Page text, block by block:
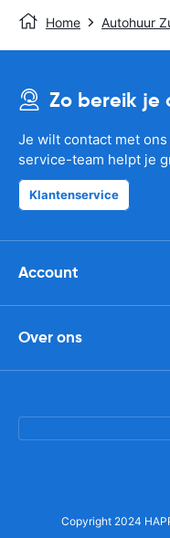
Home Autohuur
Zo bereik je
Je wilt contact met ons
service-team helpt je
Klantenservice
Account
Over ons
Copyright 2024